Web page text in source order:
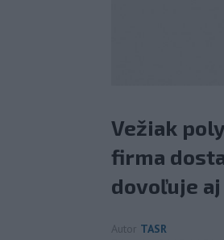
Vežiak
firma
dovoľuje
Autor TASR